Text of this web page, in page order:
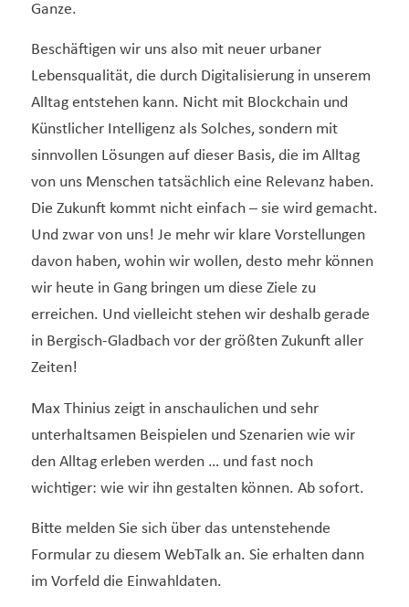
Ganze.
Beschäftigen wir uns also mit neuer urbaner
Lebensqualität, die durch Digitalisierung in unserem
Alltag entstehen kann. Nicht mit Blockchain und
Künstlicher Intelligenz als Solches, sondern mit
sinnvollen Lösungen auf dieser Basis, die im Alltag
von uns Menschen tatsächlich eine Relevanz haben.
Die Zukunft kommt nicht einfach – sie wird gemacht.
Und zwar von uns! Je mehr wir klare Vorstellungen
davon haben, wohin wir wollen, desto mehr können
wir heute in Gang bringen um diese Ziele zu
erreichen. Und vielleicht stehen wir deshalb gerade
in Bergisch-Gladbach vor der größten Zukunft aller
Zeiten!
Max Thinius zeigt in anschaulichen und sehr
unterhaltsamen Beispielen und Szenarien wie wir
den Alltag erleben werden … und fast noch
wichtiger: wie wir ihn gestalten können. Ab sofort.
Bitte melden Sie sich über das untenstehende
Formular zu diesem WebTalk an. Sie erhalten dann
im Vorfeld die Einwahldaten.